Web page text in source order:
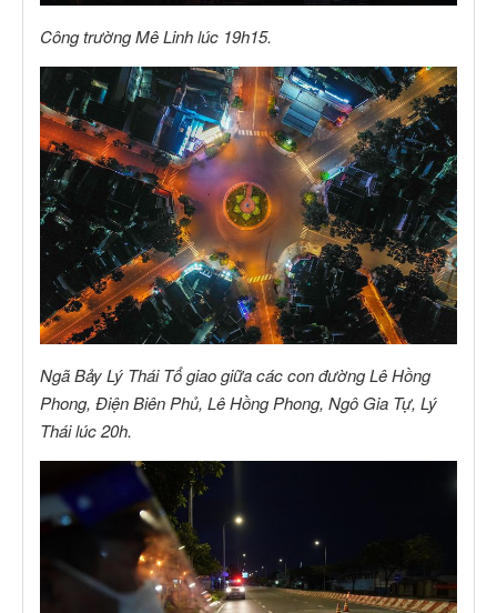
Công trường Mê Linh lúc 19h15.
Ngã Bảy Lý Thái Tổ giao giữa các con đường Lê Hồng
Phong, Điện Biên Phủ, Lê Hồng Phong, Ngô Gia Tự, Lý
Thái lúc 20h.